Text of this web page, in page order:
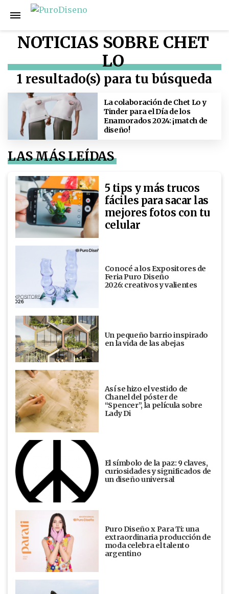
NOTICIAS SOBRE CHET
LO
1 resultado(s) para tu búsqueda
La colaboración de Chet Lo y
Tinder para el Día de los
Enamorados 2024: ¡match de
diseño!
LAS MÁS LEÍDAS
5 tips y más trucos
fáciles para sacar las
mejores fotos con tu
celular
Conocé a los Expositores de
Feria Puro Diseño
2026: creativos y valientes
Un pequeño barrio inspirado
en la vida de las abejas
Así se hizo el vestido de
Chanel del póster de
“Spencer”, la película sobre
Lady Di
El símbolo de la paz: 9 claves,
curiosidades y significados de
un diseño universal
Puro Diseño x Para Ti: una
extraordinaria producción de
moda celebra el talento
argentino